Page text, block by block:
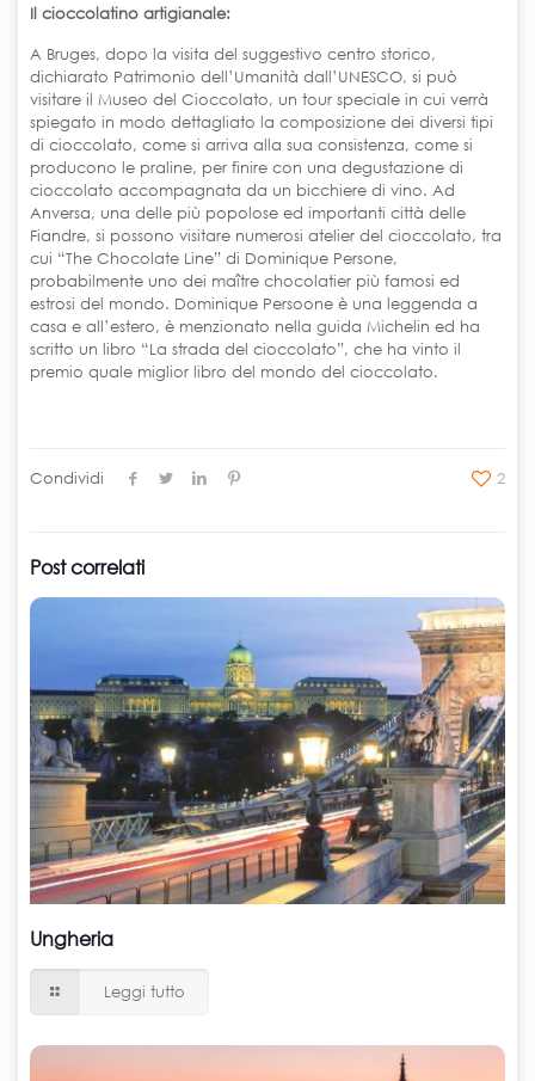
Il cioccolatino artigianale:
A Bruges, dopo la visita del suggestivo centro storico,
dichiarato Patrimonio dell’Umanità dall’UNESCO, si può
visitare il Museo del Cioccolato, un tour speciale in cui verrà
spiegato in modo dettagliato la composizione dei diversi tipi
di cioccolato, come si arriva alla sua consistenza, come si
producono le praline, per finire con una degustazione di
cioccolato accompagnata da un bicchiere di vino. Ad
Anversa, una delle più popolose ed importanti città delle
Fiandre, si possono visitare numerosi atelier del cioccolato, tra
cui “The Chocolate Line” di Dominique Persone,
probabilmente uno dei maître chocolatier più famosi ed
estrosi del mondo. Dominique Persoone è una leggenda a
casa e all’estero, è menzionato nella guida Michelin ed ha
scritto un libro “La strada del cioccolato”, che ha vinto il
premio quale miglior libro del mondo del cioccolato.
Condividi 2
Post correlati
Ungheria
Leggi tutto